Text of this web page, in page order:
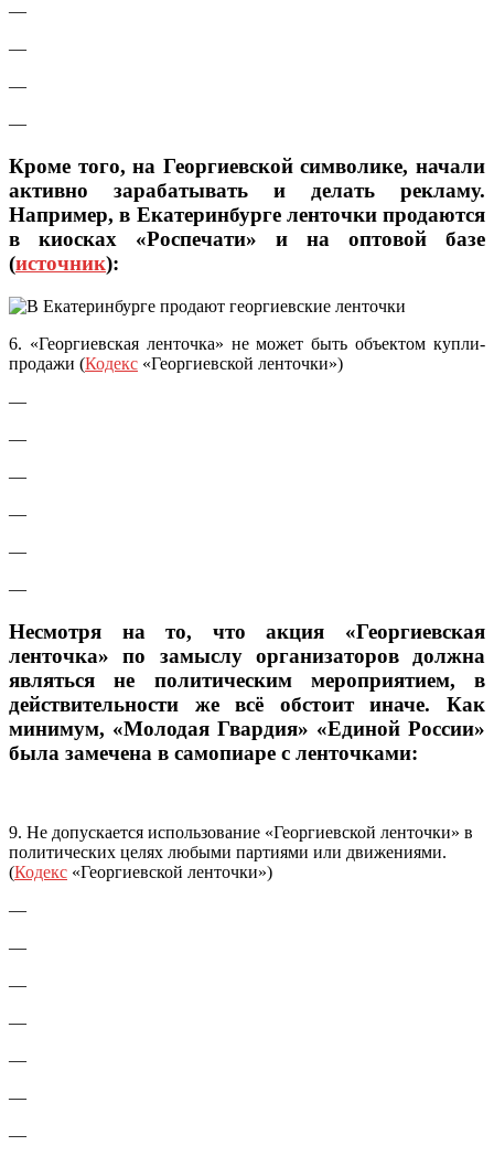
—
—
—
—
Кроме того, на Георгиевской символике, начали
активно зарабатывать и делать рекламу.
Например, в Екатеринбурге ленточки продаются
в киосках «Роспечати» и на оптовой базе
(источник):
6. «Георгиевская ленточка» не может быть объектом купли-
продажи (Кодекс «Георгиевской ленточки»)
—
—
—
—
—
—
Несмотря на то, что акция «Георгиевская
ленточка» по замыслу организаторов должна
являться не политическим мероприятием, в
действительности же всё обстоит иначе. Как
минимум, «Молодая Гвардия» «Единой России»
была замечена в самопиаре с ленточками:
9. Не допускается использование «Георгиевской ленточки» в
политических целях любыми партиями или движениями.
(Кодекс «Георгиевской ленточки»)
—
—
—
—
—
—
—